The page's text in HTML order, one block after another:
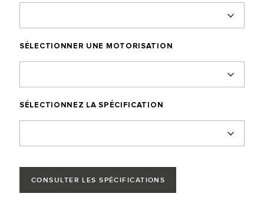
SÉLECTIONNER UNE MOTORISATION
SÉLECTIONNEZ LA SPÉCIFICATION
CONSULTER LES SPÉCIFICATIONS